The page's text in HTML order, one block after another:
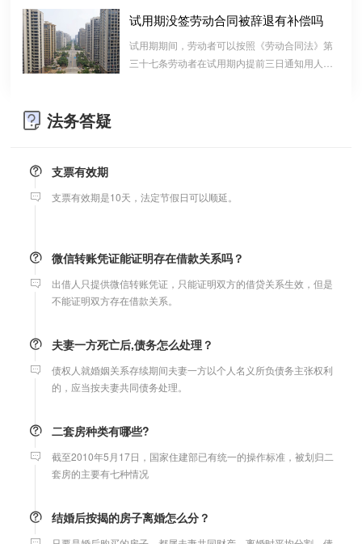
系，而欠条是双方基于以前的经济往来而进行结
往来的结算，仅是代表一种纯粹的债权债务关系
并不代表借款合同关系。因此借款时宜写“借
试用期没签劳动合同被辞退有补偿吗
试用期期间，劳动者可以按照《劳动合同法》第
三十七条劳动者在试用期内提前三日通知用人单
法务答疑
婚前协议的主要目的是对双方各自的财产和债务范围以及权利归属
等问题实现作出约定，以免将来离婚或一方死亡是产生争议。
婚内财产公证在哪边公证处申请
受理。
支票有效期
微信转账凭证能证明存在借款关系吗？
不能证明双方存在借款关系。
夫妻一方死亡后,债务怎么处理？
的，应当按夫妻共同债务处理。
二套房种类有哪些?
套房的主要有七种情况
结婚后按揭的房子离婚怎么分？